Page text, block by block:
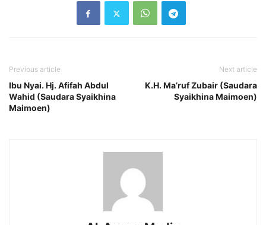
Previous article
Ibu Nyai. Hj. Afifah Abdul
Wahid (Saudara Syaikhina
Maimoen)
Next article
K.H. Ma’ruf Zubair (Saudara
Syaikhina Maimoen)